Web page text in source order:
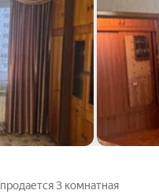
3 комнатная